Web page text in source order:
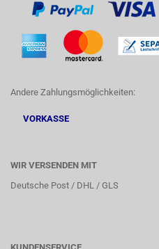
Andere Zahlungsmöglichkeiten:
VORKASSE
WIR VERSENDEN MIT
Deutsche Post / DHL / GLS